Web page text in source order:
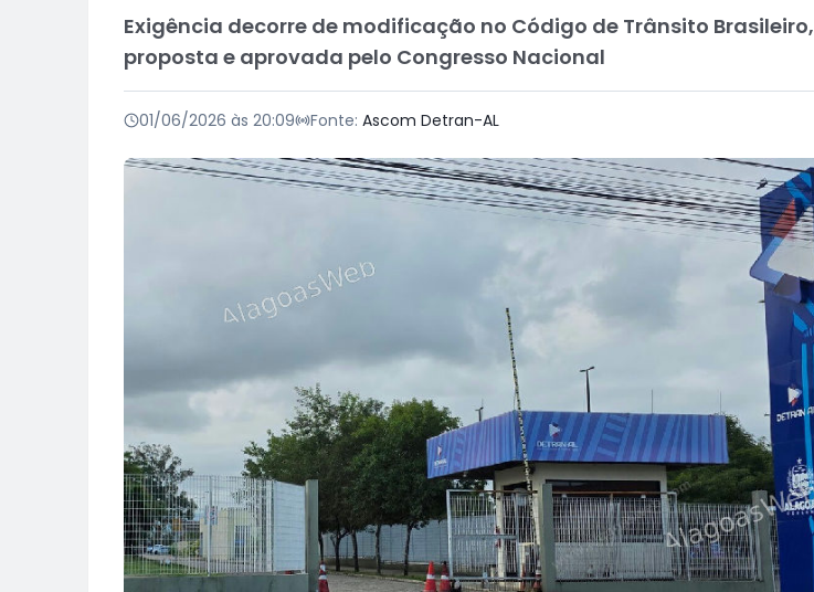
Exigência decorre de modificação no Código de Trânsito Brasileiro,
proposta e aprovada pelo Congresso Nacional
01/06/2026 às 20:09 Fonte: Ascom Detran-AL